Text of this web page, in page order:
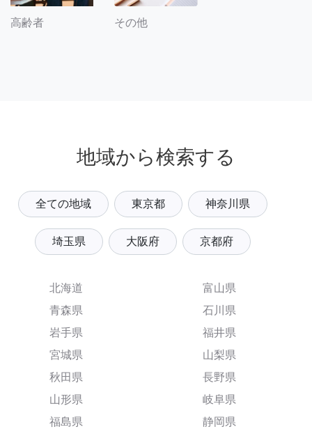
高齢者 その他
地域から検索する
全ての地域 東京都 神奈川県
埼玉県 大阪府 京都府
北海道
青森県
岩手県
宮城県
秋田県
山形県
福島県
富山県
石川県
福井県
山梨県
長野県
岐阜県
静岡県